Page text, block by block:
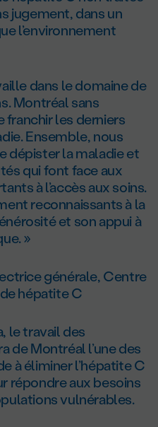
jugement, dans un
l’environnement
dans le domaine de
Montréal sans
les derniers
Ensemble, nous
dépister la maladie et
qui font face aux
à l’accès aux soins.
reconnaissants à la
et son appui à
»
générale, Centre
hépatite C
le travail des
de Montréal l’une des
à éliminer l’hépatite C
répondre aux besoins
vulnérables.